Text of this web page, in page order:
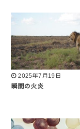
2025年7月19日
瞬間の火炎